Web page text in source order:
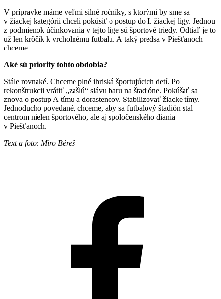
V prípravke máme veľmi silné ročníky, s ktorými by sme sa
v žiackej kategórii chceli pokúsiť o postup do I. žiackej ligy. Jednou
z podmienok účinkovania v tejto lige sú športové triedy. Odtiaľ je to
už len krôčik k vrcholnému futbalu. A taký predsa v Piešťanoch
chceme.
Aké sú priority tohto obdobia?
Stále rovnaké. Chceme plné ihriská športujúcich detí. Po
rekonštrukcii vrátiť „zašlú“ slávu baru na štadióne. Pokúšať sa
znova o postup A tímu a dorastencov. Stabilizovať žiacke tímy.
Jednoducho povedané, chceme, aby sa futbalový štadión stal
centrom nielen športového, ale aj spoločenského diania
v Piešťanoch.
Text a foto: Miro Béreš